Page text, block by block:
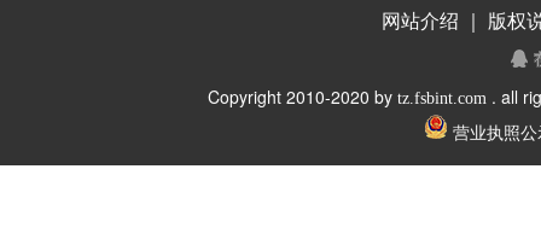
网站介绍 ｜ 版权
Copyright 2010-2020 by tz.fsbint.com. all
营业执照